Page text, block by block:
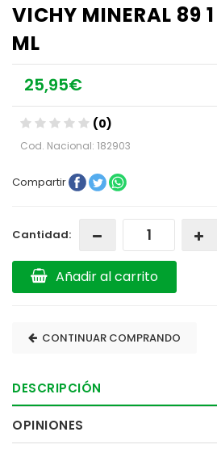
VICHY MINERAL 89
ML
25,95€
(0)
Cod. Nacional: 182903
Compartir
Cantidad:
Añadir al carrito
CONTINUAR COMPRANDO
DESCRIPCIÓN
OPINIONES